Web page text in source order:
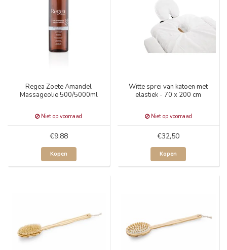
Regea Zoete Amandel
Massageolie 500/5000ml
Niet op voorraad
€9,88
Kopen
Witte sprei van katoen met
elastiek - 70 x 200 cm
Niet op voorraad
€32,50
Kopen